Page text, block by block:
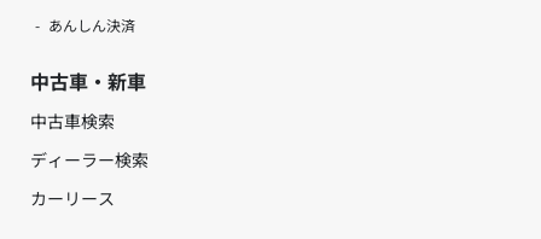
あんしん決済
中古車・新車
中古車検索
ディーラー検索
カーリース